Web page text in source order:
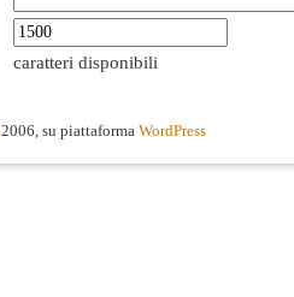
caratteri disponibili
2006, su piattaforma WordPress